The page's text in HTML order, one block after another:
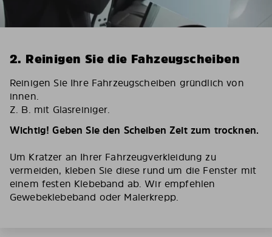
2. Reinigen Sie die Fahzeugscheiben
Reinigen Sie Ihre Fahrzeugscheiben gründlich von
innen.
Z. B. mit Glasreiniger.
Wichtig! Geben Sie den Scheiben Zeit zum trocknen.
Um Kratzer an Ihrer Fahrzeugverkleidung zu
vermeiden, kleben Sie diese rund um die Fenster mit
einem festen Klebeband ab. Wir empfehlen
Gewebeklebeband oder Malerkrepp.